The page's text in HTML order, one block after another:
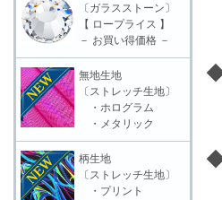
〔ガラスストーン〕
【 ロープライス 】
－ お買い得価格 －
無地生地
〔ストレッチ生地〕
・ホログラム
・メタリック
柄生地
〔ストレッチ生地〕
・プリント